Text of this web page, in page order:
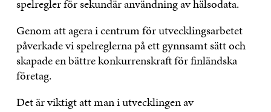
spelregler för sekundär användning av hälsodata.
Genom att agera i centrum för utvecklingsarbetet
påverkade vi spelreglerna på ett gynnsamt sätt och
skapade en bättre konkurrenskraft för finländska
företag.
Det är viktigt att man i utvecklingen av